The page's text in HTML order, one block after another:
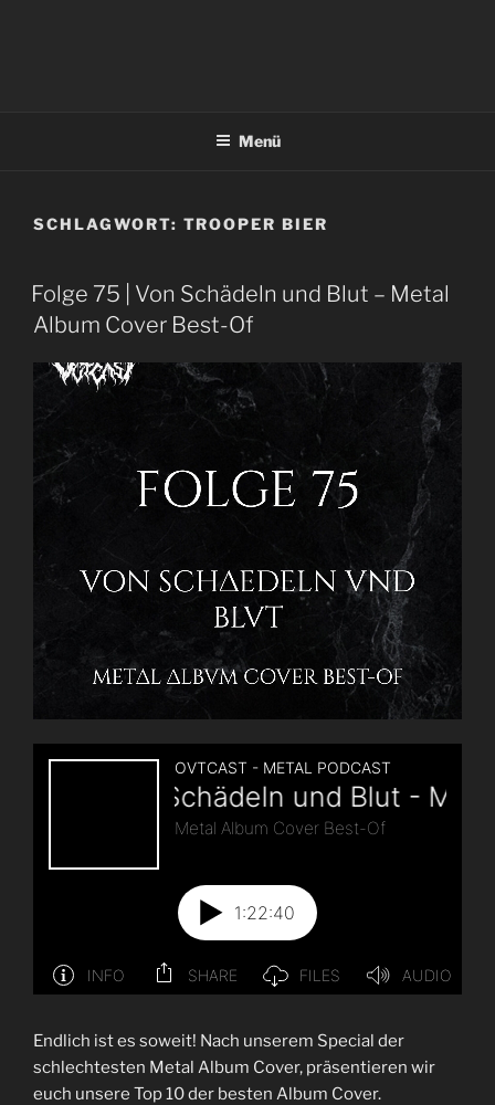
Menü
SCHLAGWORT: TROOPER BIER
Folge 75 | Von Schädeln und Blut – Metal
Album Cover Best-Of
Endlich ist es soweit! Nach unserem Special der
schlechtesten Metal Album Cover, präsentieren wir
euch unsere Top 10 der besten Album Cover.